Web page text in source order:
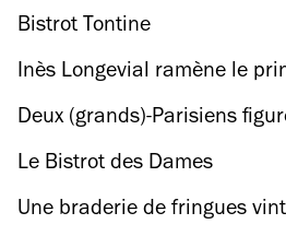
Paris, dont la maison
public pour la première fois
Bistrot Tontine
Inès Longevial ramène le
exposition gratuite à la
Deux (grands)-Parisiens
des artistes les plus écoutés
Spotify en France
Le Bistrot des Dames
Une braderie de fringues